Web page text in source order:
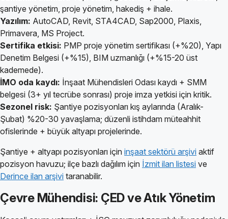
şantiye yönetim, proje yönetim, hakediş + ihale.
Yazılım: AutoCAD, Revit, STA4CAD, Sap2000, Plaxis,
Primavera, MS Project.
Sertifika etkisi: PMP proje yönetim sertifikası (+%20), Yapı
Denetim Belgesi (+%15), BIM uzmanlığı (+%15-20 üst
kademede).
İMO oda kaydı: İnşaat Mühendisleri Odası kaydı + SMM
belgesi (3+ yıl tecrübe sonrası) proje imza yetkisi için kritik.
Sezonel risk: Şantiye pozisyonları kış aylarında (Aralık-
Şubat) %20-30 yavaşlama; düzenli istihdam müteahhit
ofislerinde + büyük altyapı projelerinde.
Şantiye + altyapı pozisyonları için inşaat sektörü arşivi aktif
pozisyon havuzu; ilçe bazlı dağılım için İzmit ilan listesi ve
Derince ilan arşivi taranabilir.
Çevre Mühendisi: ÇED ve Atık Yönetim